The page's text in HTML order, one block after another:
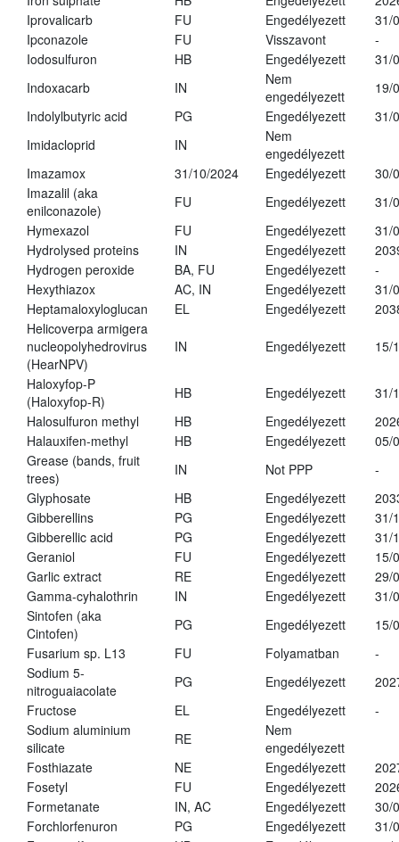
Iprovalicarb
FU Engedélyezett
31/
Ipconazole
FU Visszavont
-
Iodosulfuron
HB Engedélyezett
31/
Indoxacarb
IN
Nem
engedélyezett
19/
Indolylbutyric acid
PG Engedélyezett
31/
Imidacloprid
IN
Nem
engedélyezett
Imazamox
31/10/2024 Engedélyezett
30/
Imazalil (aka
enilconazole)
FU Engedélyezett
31/
Hymexazol
FU Engedélyezett
31/
Hydrolysed proteins
IN Engedélyezett
Hydrogen peroxide
BA, FU Engedélyezett
-
Hexythiazox
AC, IN Engedélyezett
31/
Heptamaloxyloglucan
EL Engedélyezett
Helicoverpa armigera
nucleopolyhedrovirus
(HearNPV)
IN Engedélyezett 15/
Haloxyfop-P
(Haloxyfop-R)
HB Engedélyezett
31/
Halosulfuron methyl
HB Engedélyezett
Halauxifen-methyl
HB Engedélyezett
05/
Grease (bands, fruit
trees)
IN Not PPP
-
Glyphosate
HB Engedélyezett
Gibberellins
PG Engedélyezett
31/
Gibberellic acid
PG Engedélyezett
31/
Geraniol
FU Engedélyezett
15/
Garlic extract
RE Engedélyezett
29/
Gamma-cyhalothrin
IN Engedélyezett
31/
Sintofen (aka
Cintofen)
PG Engedélyezett
15/
Fusarium sp. L13
FU Folyamatban
-
Sodium 5-
nitroguaiacolate
PG Engedélyezett
Fructose
EL Engedélyezett
-
Sodium aluminium
silicate
RE
Nem
engedélyezett
Fosthiazate
NE Engedélyezett
Fosetyl
FU Engedélyezett
Formetanate
IN, AC Engedélyezett
30/
Forchlorfenuron
PG Engedélyezett
31/